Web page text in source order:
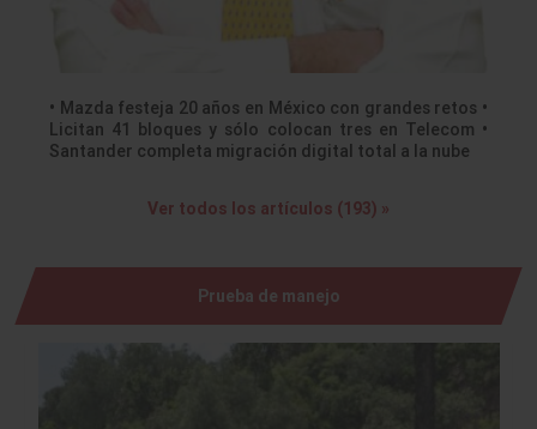
• Mazda festeja 20 años en México con grandes retos •
Licitan 41 bloques y sólo colocan tres en Telecom •
Santander completa migración digital total a la nube
Ver todos los artículos (193) »
Prueba de manejo